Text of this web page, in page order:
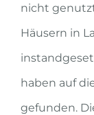
nicht
Häusern in
haben auf
gefunden.